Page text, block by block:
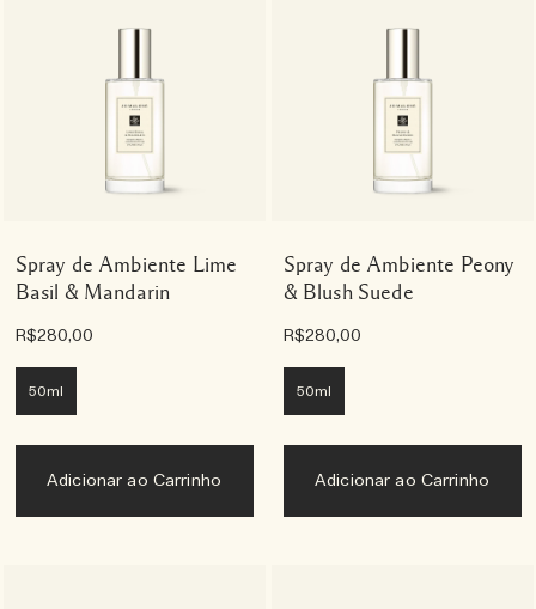
Spray de Ambiente Lime
Basil & Mandarin
R$280,00
50ml
Adicionar ao Carrinho
Spray de Ambiente Peony
& Blush Suede
R$280,00
50ml
Adicionar ao Carrinho